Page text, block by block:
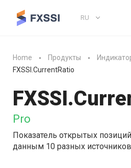
RU
Home Продукты
FXSSI.CurrentRatio
FXSSI.
Pro
Показатель открытых
данным 10 разных